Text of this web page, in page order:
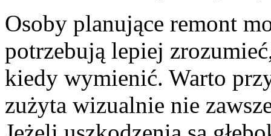
Osoby planujące remont
potrzebują lepiej
kiedy wymienić. Warto
zużyta wizualnie nie